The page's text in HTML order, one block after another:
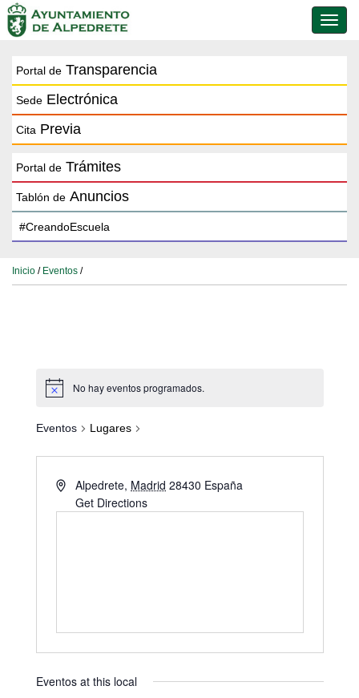
de
Portal de Transparencia
Sede Electrónica
Cita Previa
Portal de Trámites
Tablón de Anuncios
Inicio / Eventos /
No hay eventos programados.
Eventos Lugares
Alpedrete, Madrid 28430 España
Get Directions
Eventos at this local